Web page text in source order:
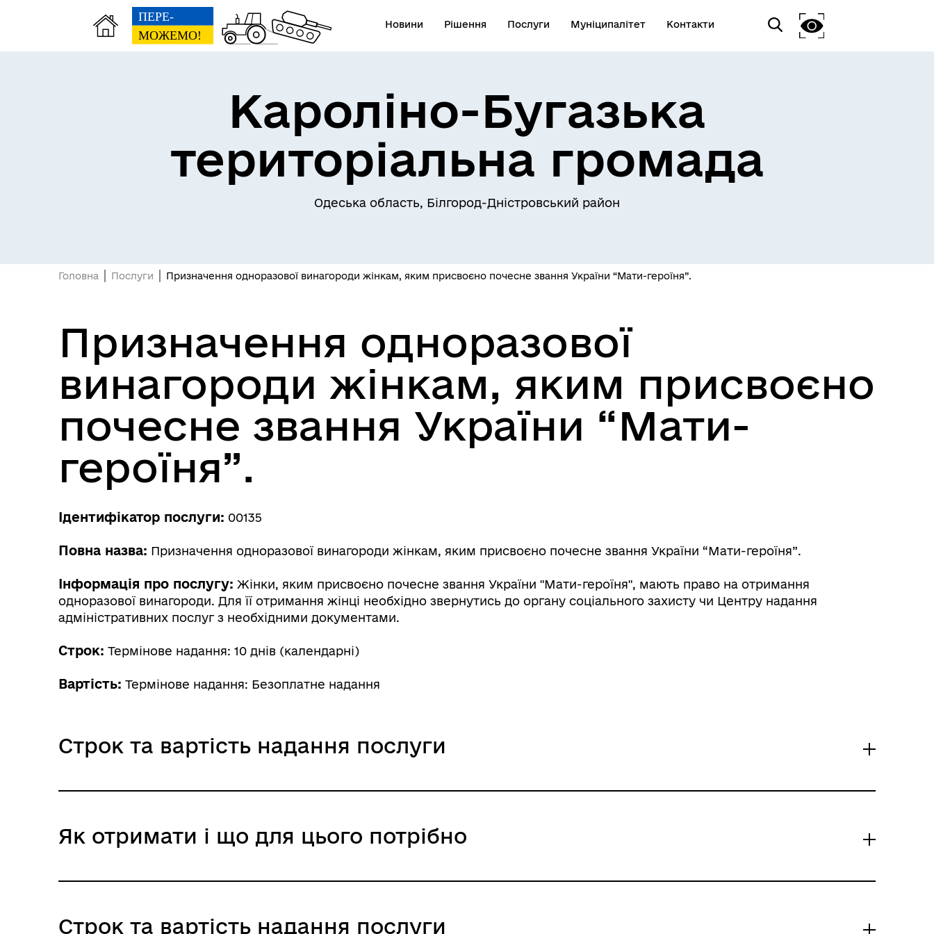
Новини Рішення Послуги Муніципалітет Контакти
Кароліно-Бугазька
територіальна громада
Одеська область, Білгород-Дністровський район
Головна Послуги Призначення одноразової винагороди жінкам, яким присвоєно почесне звання України “Мати-героїня”.
Призначення одноразової
винагороди жінкам, яким присвоєно
почесне звання України “Мати-
героїня”.
Ідентифікатор послуги: 00135
Повна назва: Призначення одноразової винагороди жінкам, яким присвоєно почесне звання України “Мати-героїня”.
Інформація про послугу: Жінки, яким присвоєно почесне звання України "Мати-героїня", мають право на отримання
одноразової винагороди. Для її отримання жінці необхідно звернутись до органу соціального захисту чи Центру надання
адміністративних послуг з необхідними документами.
Строк: Термінове надання: 10 днів (календарні)
Вартість: Термінове надання: Безоплатне надання
Строк та вартість надання послуги
Адміністративний збір: Безоплатне надання / 0 UAH /
Строк надання: 10 днів (календарні)
Як отримати і що для цього потрібно
Територіальні органи Пенсійного фонду України
Строк та вартість надання послуги